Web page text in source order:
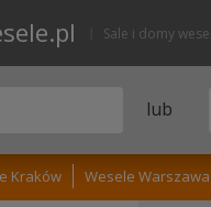
Sale i domy
lub
Kraków Wesele Warszawa